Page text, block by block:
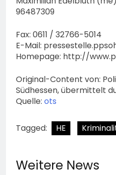
96487309
Fax: 0611 / 32766-5014
E-Mail:
Homepage: http://
Original-Content von:
Südhessen, übermittelt
Quelle: ots
Tagged: HE
Weitere News